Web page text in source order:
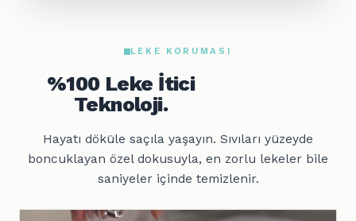
LEKE KORUMASI
%100 Leke İtici
Teknoloji.
Hayatı döküle saçıla yaşayın. Sıvıları yüzeyde
boncuklayan özel dokusuyla, en zorlu lekeler bile
saniyeler içinde temizlenir.